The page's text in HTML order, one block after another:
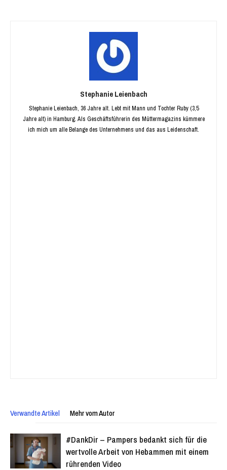
Stephanie Leienbach
Stephanie Leienbach, 36 Jahre alt. Lebt mit Mann und Tochter Ruby (3,5
Jahre alt) in Hamburg. Als Geschäftsführerin des Müttermagazins kümmere
ich mich um alle Belange des Unternehmens und das aus Leidenschaft.
Verwandte Artikel Mehr vom Autor
#DankDir – Pampers bedankt sich für die
wertvolle Arbeit von Hebammen mit einem
rührenden Video